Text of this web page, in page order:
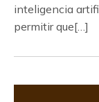
inteligencia
permitir que[…]